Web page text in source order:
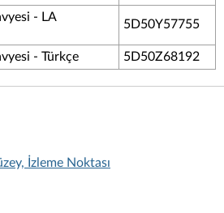
- LA
5D50Y57755
- Türkçe 5D50Z68192
İzleme Noktası